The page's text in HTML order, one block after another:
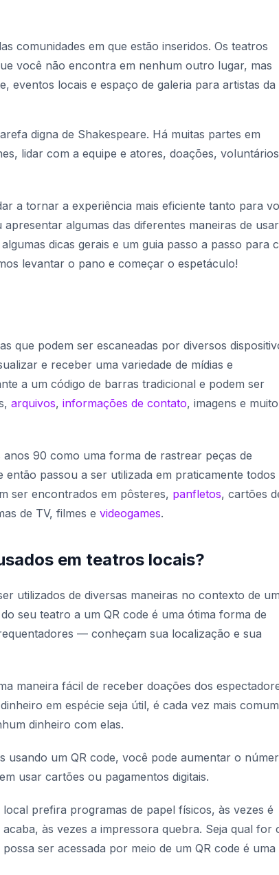
comunidades em que estão inseridos. Os teatros
você não encontra em nenhum outro lugar, mas
eventos locais e espaço de galeria para artistas da
digna de Shakespeare. Há muitas partes em
lidar com a equipe e atores, doações,
a tornar a experiência mais eficiente tanto para
algumas das diferentes maneiras de
dicas gerais e um guia passo a passo para
levantar o pano e começar o espetáculo!
que podem ser escaneadas por diversos
e receber uma variedade de mídias e
a um código de barras tradicional e podem ser
arquivos, informações de contato, imagens e muito
90 como uma forma de rastrear peças de
passou a ser utilizada em praticamente todos
ser encontrados em pôsteres, panfletos, cartões
de TV, filmes e videogames.
em teatros locais?
utilizados de diversas maneiras no contexto de
seu teatro a um QR code é uma ótima forma de
— conheçam sua localização e sua
maneira fácil de receber doações dos
em espécie seja útil, é cada vez mais comum
dinheiro com elas.
usando um QR code, você pode aumentar o
usar cartões ou pagamentos digitais.
prefira programas de papel físicos, às vezes é
às vezes a impressora quebra. Seja qual for
ser acessada por meio de um QR code é uma